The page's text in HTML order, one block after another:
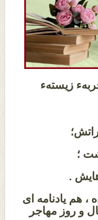
زیستهء
هم یادنامه ای
و روز مهاجر